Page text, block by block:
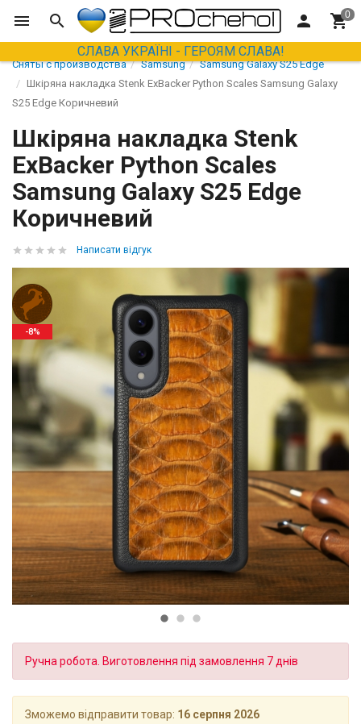
СЛАВА УКРАЇНІ - ГЕРОЯМ СЛАВА!
Сняты с производства Samsung
Samsung Galaxy S25 Edge
Шкіряна накладка Stenk ExBacker Python Scales Samsung Galaxy
S25 Edge Коричневий
Шкіряна накладка Stenk
ExBacker Python Scales
Samsung Galaxy S25 Edge
Коричневий
Написати відгук
-8%
Ручна робота. Виготовлення під замовлення 7 днів
Зможемо відправити товар: 16 серпня 2026